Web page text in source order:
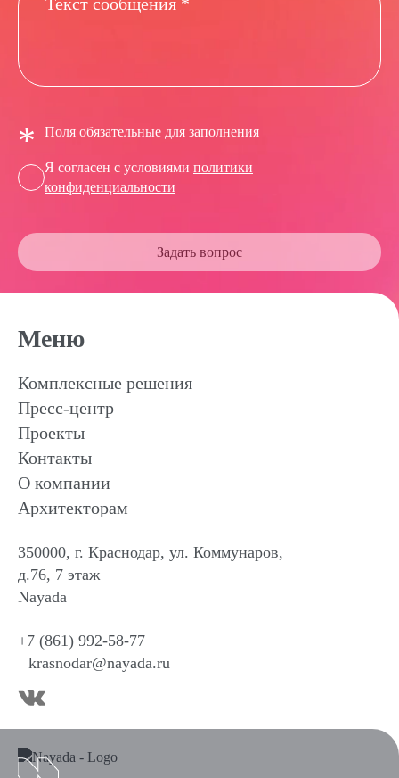
Задать вопрос
* Поля обязательные для заполнения
Я согласен с условиями политики
конфиденциальности
Меню
Комплексные решения
Пресс-центр
Проекты
Контакты
О компании
Архитекторам
350000, г. Краснодар, ул. Коммунаров,
д.76, 7 этаж
Nayada
+7 (861) 992-58-77
krasnodar@nayada.ru